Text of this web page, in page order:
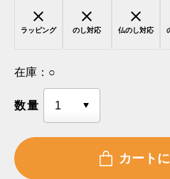
ラッピング のし対応 仏のし対応
在庫： ○
数量